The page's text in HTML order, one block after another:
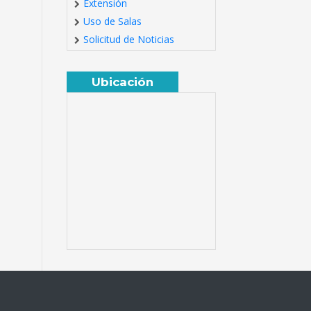
Extensión
Uso de Salas
Solicitud de Noticias
Ubicación